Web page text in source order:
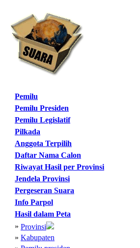
Pemilu
Pemilu Presiden
Pemilu Legislatif
Pilkada
Anggota Terpilih
Daftar Nama Calon
Riwayat Hasil per Provinsi
Jendela Provinsi
Pergeseran Suara
Info Parpol
Hasil dalam Peta
» Provinsi
» Kabupaten